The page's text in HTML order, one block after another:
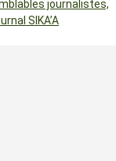
journalistes,
SIKA’A